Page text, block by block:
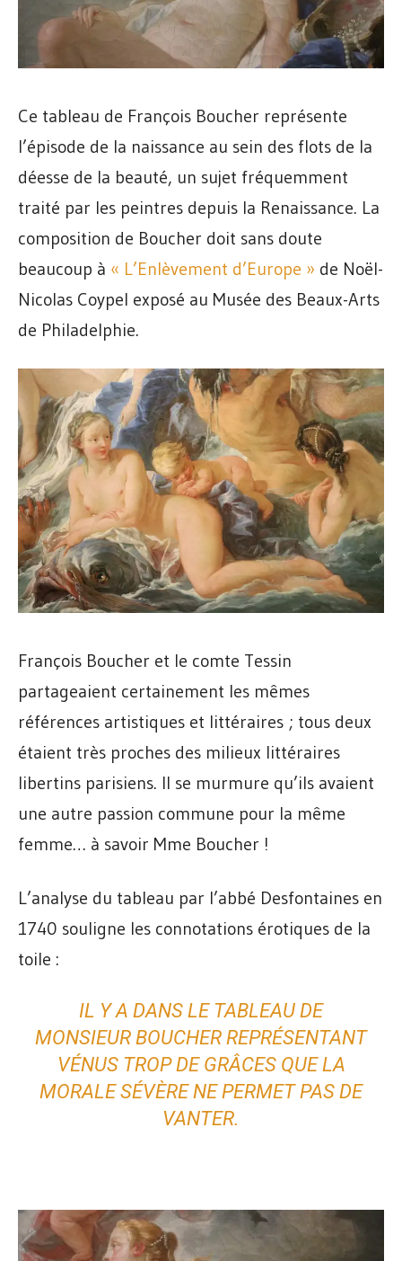
Ce tableau de François Boucher représente
l’épisode de la naissance au sein des flots de la
déesse de la beauté, un sujet fréquemment
traité par les peintres depuis la Renaissance. La
composition de Boucher doit sans doute
beaucoup à « L’Enlèvement d’Europe » de Noël-
Nicolas Coypel exposé au Musée des Beaux-Arts
de Philadelphie.
François Boucher et le comte Tessin
partageaient certainement les mêmes
références artistiques et littéraires ; tous deux
étaient très proches des milieux littéraires
libertins parisiens. Il se murmure qu’ils avaient
une autre passion commune pour la même
femme… à savoir Mme Boucher !
L’analyse du tableau par l’abbé Desfontaines en
1740 souligne les connotations érotiques de la
toile :
IL Y A DANS LE TABLEAU DE
MONSIEUR BOUCHER REPRÉSENTANT
VÉNUS TROP DE GRÂCES QUE LA
MORALE SÉVÈRE NE PERMET PAS DE
VANTER.